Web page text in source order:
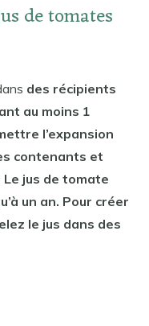
de tomates
des récipients
au moins 1
l’expansion
contenants et
jus de tomate
un an. Pour créer
le jus dans des